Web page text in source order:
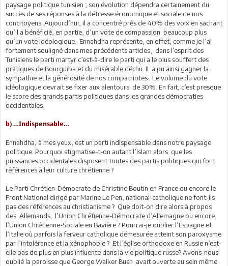
paysage politique tunisien ; son évolution dépendra certainement du
succès de ses réponses à la détresse économique et sociale de nos
concitoyens. Aujourd’hui, il a concentré près de 40% des voix en sachant
qu’il a bénéficié, en partie, d’un vote de compassion beaucoup plus
qu’un vote idéologique. Ennahdha représente, en effet, comme je l’ai
fortement souligné dans mes précédents articles, dans l’esprit des
Tunisiens le parti martyr c’est-à-dire le parti qui a le plus souffert des
pratiques de Bourguiba et du misérable déchu. Il a pu ainsi gagner la
sympathie et la générosité de nos compatriotes. Le volume du vote
idéologique devrait se fixer aux alentours de 30%. En fait, c’est presque
le score des grands partis politiques dans les grandes démocraties
occidentales.
b) …Indispensable…
Ennahdha, à mes yeux, est un parti indispensable dans notre paysage
politique. Pourquoi stigmatise-t-on autant l’Islam alors que les
puissances occidentales disposent toutes des partis politiques qui font
références à leur culture chrétienne ?
Le Parti Chrétien-Démocrate de Christine Boutin en France ou encore le
Front National dirigé par Marine Le Pen, national-catholique ne font-ils
pas des références au christianisme ? Que doit-on dire alors à propos
des Allemands : l’Union Chrétienne-Démocrate d’Allemagne ou encore
l’Union Chrétienne-Sociale en Bavière ? Pourrai-je oublier l’Espagne et
l’Italie où parfois la ferveur catholique démesurée atteint son paroxysme
par l’intolérance et la xénophobie ? Et l’église orthodoxe en Russie n’est-
elle pas de plus en plus influente dans la vie politique russe? Avons-nous
oublié la paroisse que George Walker Bush avait ouverte au sein même